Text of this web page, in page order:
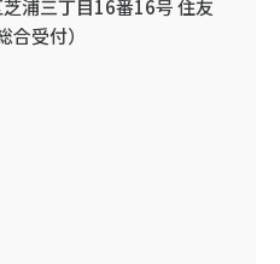
浦三丁目16番16号 住友
受付）